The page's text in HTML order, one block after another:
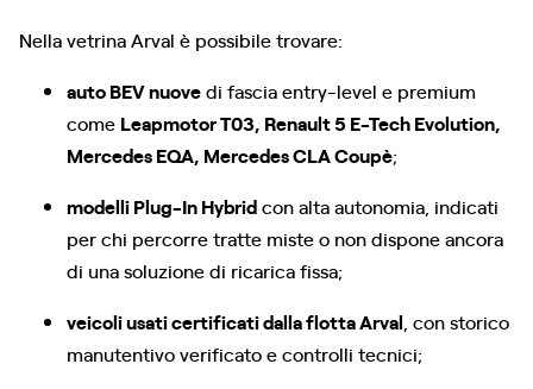
Nella vetrina Arval è possibile trovare:
auto BEV nuovedi fascia entry-level e premium
come Leapmotor T03, Renault 5 E-Tech Evolution,
Mercedes EQA, Mercedes CLA Coupè;
modelli Plug-In Hybridcon alta autonomia, indicati
per chi percorre tratte miste o non dispone ancora
di una soluzione di ricarica fissa;
veicoli usati certificati dalla flotta Arval , con storico
manutentivo verificato e controlli tecnici;